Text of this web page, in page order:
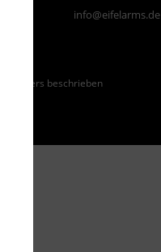
info@eifelarms.de
anders beschrieben